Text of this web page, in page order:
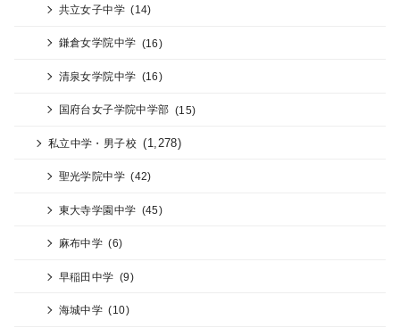
共立女子中学 (14)
鎌倉女学院中学 (16)
清泉女学院中学 (16)
国府台女子学院中学部 (15)
私立中学・男子校 (1,278)
聖光学院中学 (42)
東大寺学園中学 (45)
麻布中学 (6)
早稲田中学 (9)
海城中学 (10)